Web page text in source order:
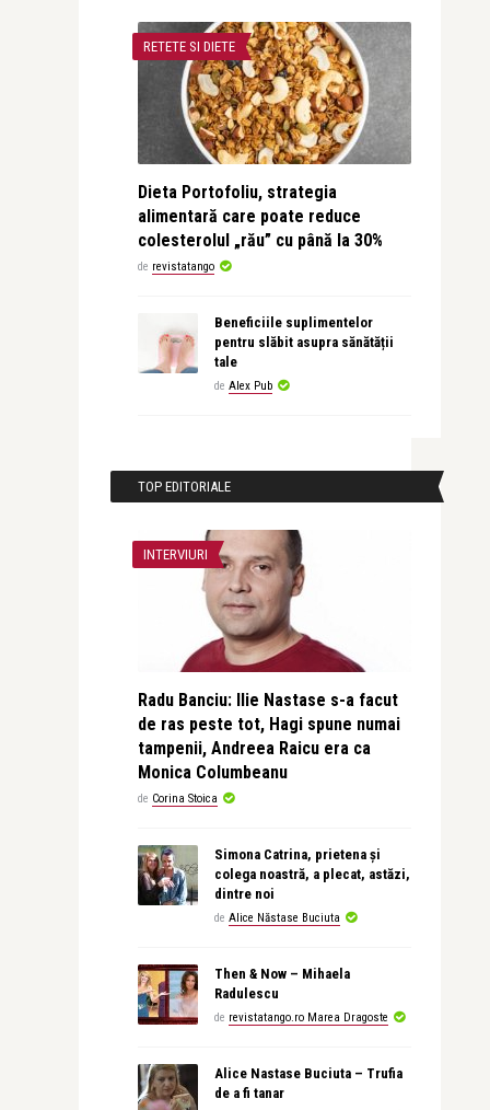
RETETE SI DIETE
Dieta Portofoliu, strategia
alimentară care poate reduce
colesterolul „rău” cu până la 30%
de revistatango
Beneficiile suplimentelor
pentru slăbit asupra sănătății
tale
de Alex Pub
TOP EDITORIALE
INTERVIURI
Radu Banciu: Ilie Nastase s-a facut
de ras peste tot, Hagi spune numai
tampenii, Andreea Raicu era ca
Monica Columbeanu
de Corina Stoica
Simona Catrina, prietena și
colega noastră, a plecat, astăzi,
dintre noi
de Alice Năstase Buciuta
Then & Now – Mihaela
Radulescu
de revistatango.ro Marea Dragoste
Alice Nastase Buciuta – Trufia
de a fi tanar